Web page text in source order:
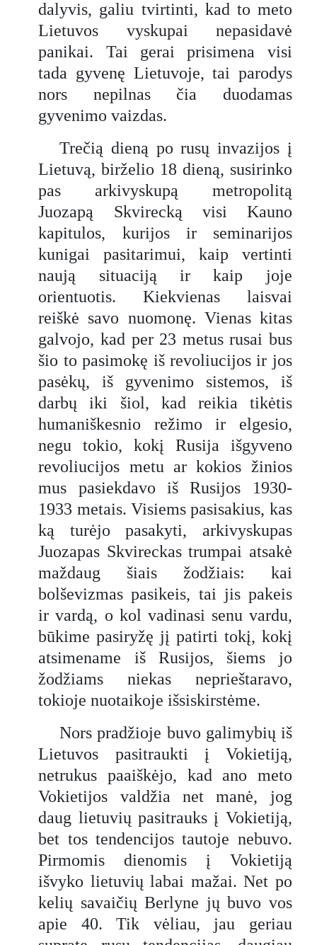
dalyvis, galiu tvirtinti, kad to meto
Lietuvos vyskupai nepasidavė
panikai. Tai gerai prisimena visi
tada gyvenę Lietuvoje, tai parodys
nors nepilnas čia duodamas
gyvenimo vaizdas.
Trečią dieną po rusų invazijos į
Lietuvą, birželio 18 dieną, susirinko
pas arkivyskupą metropolitą
Juozapą Skvirecką visi Kauno
kapitulos, kurijos ir seminarijos
kunigai pasitarimui, kaip vertinti
naują situaciją ir kaip joje
orientuotis. Kiekvienas laisvai
reiškė savo nuomonę. Vienas kitas
galvojo, kad per 23 metus rusai bus
šio to pasimokę iš revoliucijos ir jos
pasėkų, iš gyvenimo sistemos, iš
darbų iki šiol, kad reikia tikėtis
humaniškesnio režimo ir elgesio,
negu tokio, kokį Rusija išgyveno
revoliucijos metu ar kokios žinios
mus pasiekdavo iš Rusijos 1930-
1933 metais. Visiems pasisakius, kas
ką turėjo pasakyti, arkivyskupas
Juozapas Skvireckas trumpai atsakė
maždaug šiais žodžiais: kai
bolševizmas pasikeis, tai jis pakeis
ir vardą, o kol vadinasi senu vardu,
būkime pasiryžę jį patirti tokį, kokį
atsimename iš Rusijos, šiems jo
žodžiams niekas neprieštaravo,
tokioje nuotaikoje išsiskirstėme.
Nors pradžioje buvo galimybių iš
Lietuvos pasitraukti į Vokietiją,
netrukus paaiškėjo, kad ano meto
Vokietijos valdžia net manė, jog
daug lietuvių pasitrauks į Vokietiją,
bet tos tendencijos tautoje nebuvo.
Pirmomis dienomis į Vokietiją
išvyko lietuvių labai mažai. Net po
kelių savaičių Berlyne jų buvo vos
apie 40. Tik vėliau, jau geriau